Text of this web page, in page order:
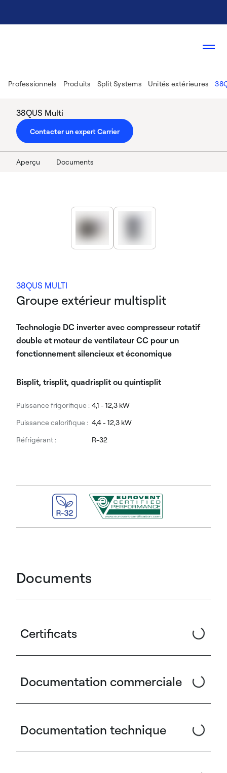
Professionnels Produits Split Systems Unités extérieures
38QUS Multi
Contacter un expert Carrier
Aperçu Documents
38QUS MULTI
Groupe extérieur multisplit
Technologie DC inverter avec compresseur rotatif
double et moteur de ventilateur CC pour un
fonctionnement silencieux et économique
Bisplit, trisplit, quadrisplit ou quintisplit
Puissance frigorifique : 4,1 - 12,3 kW
Puissance calorifique : 4,4 - 12,3 kW
Réfrigérant :
R-32
Documents
Certificats
Documentation commerciale
Documentation technique